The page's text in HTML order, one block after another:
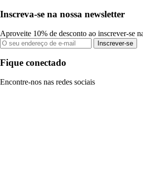
Inscreva-se na nossa newsletter
Aproveite 10% de desconto ao inscrever-se
Inscrever-se
Fique conectado
Encontre-nos nas redes sociais